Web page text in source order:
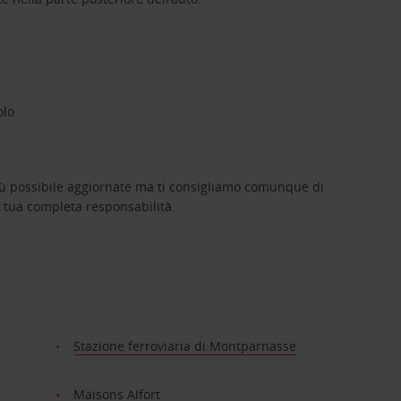
aggiornate ma ti consigliamo comunque di
completa responsabilità.
Stazione ferroviaria di Montparnasse
Maisons Alfort